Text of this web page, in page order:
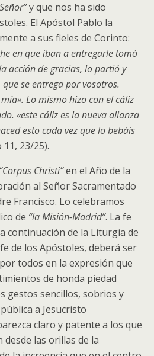
y que nos ha sido
El Apóstol Pablo la
a sus fieles de Corinto:
en que iban a entregarle tomó
acción de gracias, lo partió y
se entrega por vosotros.
Lo mismo hizo con el cáliz
«este cáliz es la nueva alianza
esto cada vez que lo bebáis
11, 23/25).
“Corpus Christi”en el Año de la
al Señor Sacramentado
Francisco. Lo celebramos
de “la Misión-Madrid”. La fe
continuación de la Liturgia de
de los Apóstoles, deberá ser
todos en la expresión que
de honda piedad
gestos sencillos, sobrios y
a Jesucristo
claro y patente a los que
las orillas de la